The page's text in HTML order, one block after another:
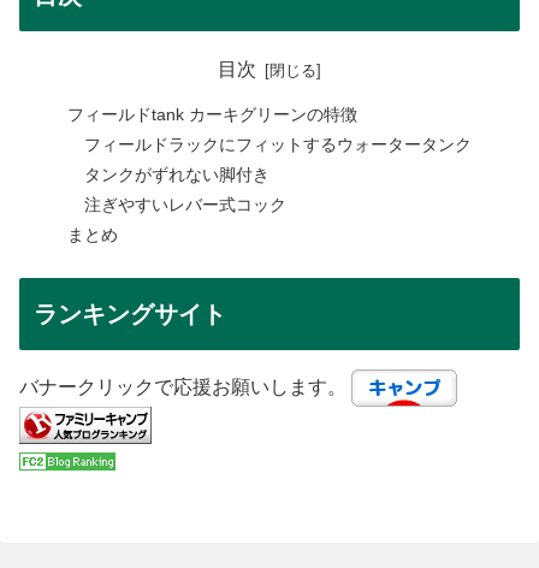
目次
フィールドtank カーキグリーンの特徴
フィールドラックにフィットするウォータータンク
タンクがずれない脚付き
注ぎやすいレバー式コック
まとめ
ランキングサイト
バナークリックで応援お願いします。